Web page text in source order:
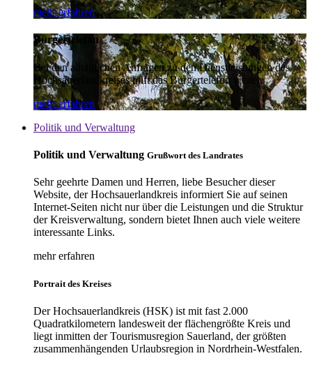
mehr erfahren
Bürgertelefon
Bei den alltäglichen Anfragen zu den Dienstleistungen des
Hochsauerlandkreises hilft das Bürgertelefon weiter.
mehr erfahren
Politik und Verwaltung
Politik und Verwaltung Grußwort des Landrates
Sehr geehrte Damen und Herren, liebe Besucher dieser
Website, der Hochsauerlandkreis informiert Sie auf seinen
Internet-Seiten nicht nur über die Leistungen und die Struktur
der Kreisverwaltung, sondern bietet Ihnen auch viele weitere
interessante Links.
mehr erfahren
Portrait des Kreises
Der Hochsauerlandkreis (HSK) ist mit fast 2.000
Quadratkilometern landesweit der flächengrößte Kreis und
liegt inmitten der Tourismusregion Sauerland, der größten
zusammenhängenden Urlaubsregion in Nordrhein-Westfalen.